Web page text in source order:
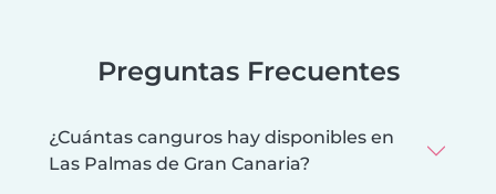
Preguntas Frecuentes
¿Cuántas canguros hay disponibles en
Las Palmas de Gran Canaria?